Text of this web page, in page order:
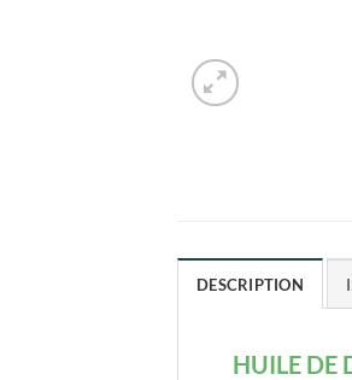
DESCRIPTION
HUILE DE